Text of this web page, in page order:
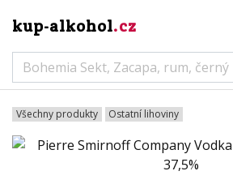
kup-alkohol.cz
Všechny produkty Ostatní lihoviny